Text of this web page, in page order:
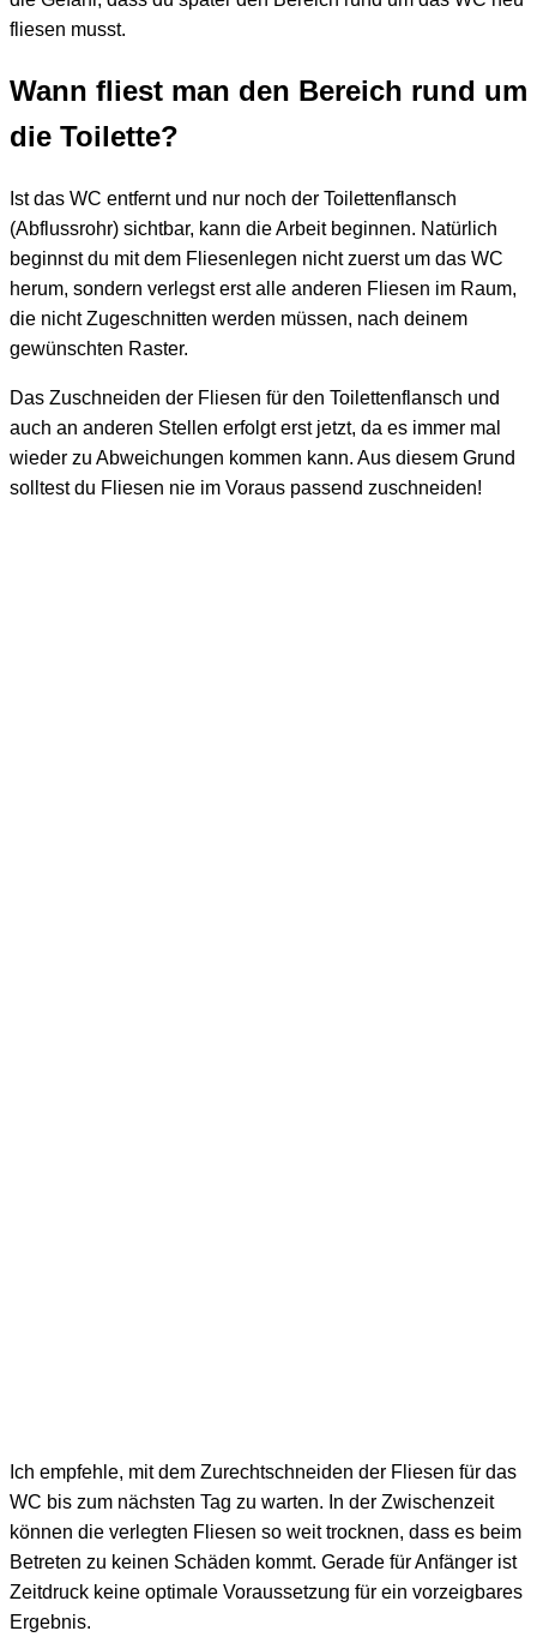
fliesen musst.
Wann fliest man den Bereich rund um
die Toilette?
Ist das WC entfernt und nur noch der Toilettenflansch
(Abflussrohr) sichtbar, kann die Arbeit beginnen. Natürlich
beginnst du mit dem Fliesenlegen nicht zuerst um das WC
herum, sondern verlegst erst alle anderen Fliesen im Raum,
die nicht Zugeschnitten werden müssen, nach deinem
gewünschten Raster.
Das Zuschneiden der Fliesen für den Toilettenflansch und
auch an anderen Stellen erfolgt erst jetzt, da es immer mal
wieder zu Abweichungen kommen kann. Aus diesem Grund
solltest du Fliesen nie im Voraus passend zuschneiden!
Ich empfehle, mit dem Zurechtschneiden der Fliesen für das
WC bis zum nächsten Tag zu warten. In der Zwischenzeit
können die verlegten Fliesen so weit trocknen, dass es beim
Betreten zu keinen Schäden kommt. Gerade für Anfänger ist
Zeitdruck keine optimale Voraussetzung für ein vorzeigbares
Ergebnis.